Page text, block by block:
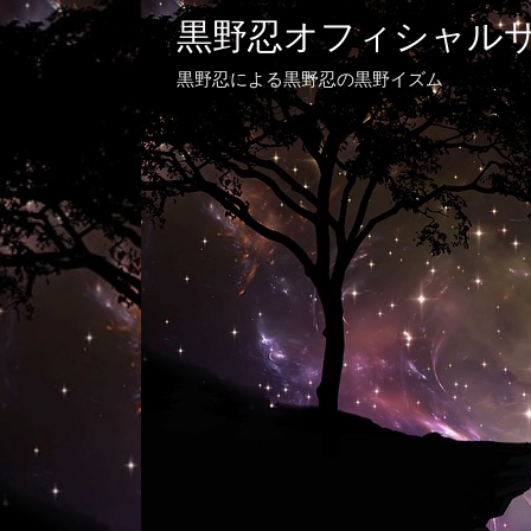
黒野忍オフィシャル
黒野忍による黒野忍の黒野イズム